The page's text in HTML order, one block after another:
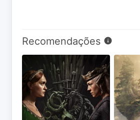
Recomendações